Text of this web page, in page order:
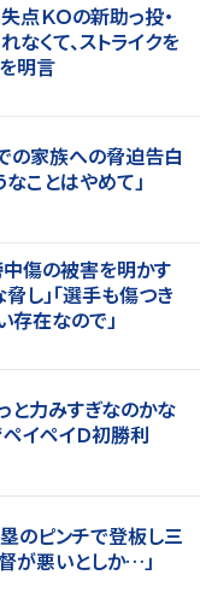
点ＫＯの新助っ投・
なくて、ストライクを
明言
での家族への脅迫告白
ことはやめて」
傷の被害を明かす
し」「選手も傷つき
存在なので」
と力みすぎなのかな
イペイＤ初勝利
塁のピンチで登板し三
が悪いとしか…」